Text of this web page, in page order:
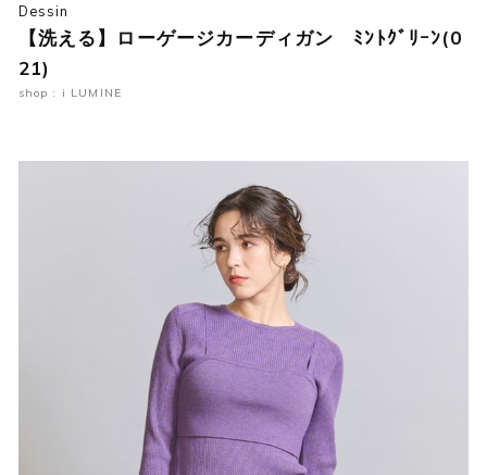
Dessin
【洗える】ローゲージカーディガン ﾐﾝﾄｸﾞﾘｰﾝ(0
21)
shop : i LUMINE